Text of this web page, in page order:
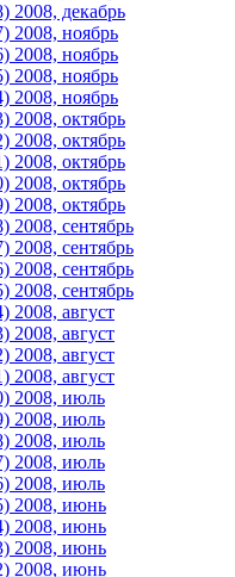
2008, декабрь
2008, ноябрь
2008, ноябрь
2008, ноябрь
2008, ноябрь
2008, октябрь
2008, октябрь
2008, октябрь
2008, октябрь
2008, октябрь
2008, сентябрь
2008, сентябрь
2008, сентябрь
2008, сентябрь
2008, август
2008, август
2008, август
2008, август
2008, июль
2008, июль
2008, июль
2008, июль
2008, июль
2008, июнь
2008, июнь
2008, июнь
2008, июнь